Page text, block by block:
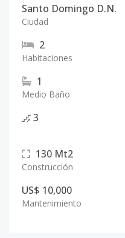
Santo Domingo D.N.
Ciudad
2
Habitaciones
1
Medio Baño
3
130 Mt2
Construcción
US$ 10,000
Mantenimiento